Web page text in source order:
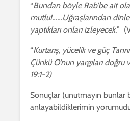
“Bundan böyle Rab’be ait
mutlu!……Uğraşlarından
yaptıkları onları izleyecek.”
“Kurtarış, yücelik ve güç
Çünkü O’nun yargıları doğru
19:1-2)
Sonuçlar (unutmayın bunlar
anlayabildiklerimin